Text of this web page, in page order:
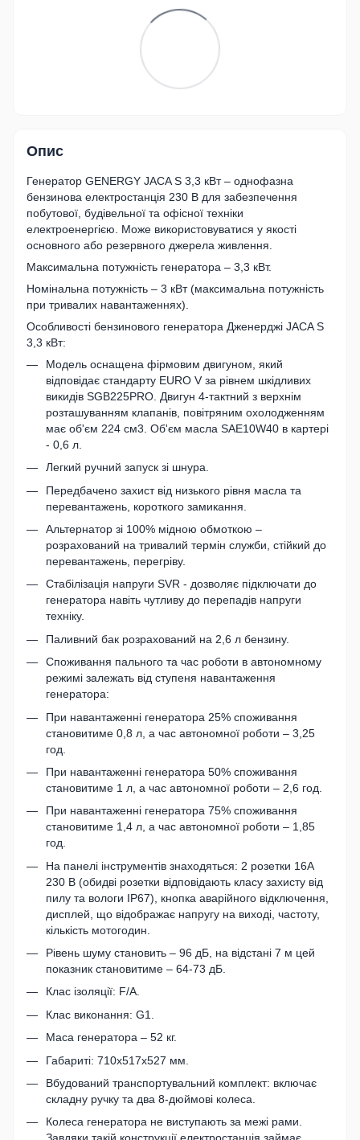
Опис
Генератор GENERGY JACA S 3,3 кВт – однофазна
бензинова електростанція 230 В для забезпечення
побутової, будівельної та офісної техніки
електроенергією. Може використовуватися у якості
основного або резервного джерела живлення.
Максимальна потужність генератора – 3,3 кВт.
Номінальна потужність – 3 кВт (максимальна потужність
при тривалих навантаженнях).
Особливості бензинового генератора Дженерджі JACA S
3,3 кВт:
Модель оснащена фірмовим двигуном, який
відповідає стандарту EURO V за рівнем шкідливих
викидів SGB225PRO. Двигун 4-тактний з верхнім
розташуванням клапанів, повітряним охолодженням
має об'єм 224 см3. Об'єм масла SAE10W40 в картері
- 0,6 л.
Легкий ручний запуск зі шнура.
Передбачено захист від низького рівня масла та
перевантажень, короткого замикання.
Альтернатор зі 100% мідною обмоткою –
розрахований на тривалий термін служби, стійкий до
перевантажень, перегріву.
Стабілізація напруги SVR - дозволяє підключати до
генератора навіть чутливу до перепадів напруги
техніку.
Паливний бак розрахований на 2,6 л бензину.
Споживання пального та час роботи в автономному
режимі залежать від ступеня навантаження
генератора:
При навантаженні генератора 25% споживання
становитиме 0,8 л, а час автономної роботи – 3,25
год.
При навантаженні генератора 50% споживання
становитиме 1 л, а час автономної роботи – 2,6 год.
При навантаженні генератора 75% споживання
становитиме 1,4 л, а час автономної роботи – 1,85
год.
На панелі інструментів знаходяться: 2 розетки 16А
230 В (обидві розетки відповідають класу захисту від
пилу та вологи IP67), кнопка аварійного відключення,
дисплей, що відображає напругу на виході, частоту,
кількість мотогодин.
Рівень шуму становить – 96 дБ, на відстані 7 м цей
показник становитиме – 64-73 дБ.
Клас ізоляції: F/A.
Клас виконання: G1.
Маса генератора – 52 кг.
Габариті: 710х517х527 мм.
Вбудований транспортувальний комплект: включає
складну ручку та два 8-дюймові колеса.
Колеса генератора не виступають за межі рами.